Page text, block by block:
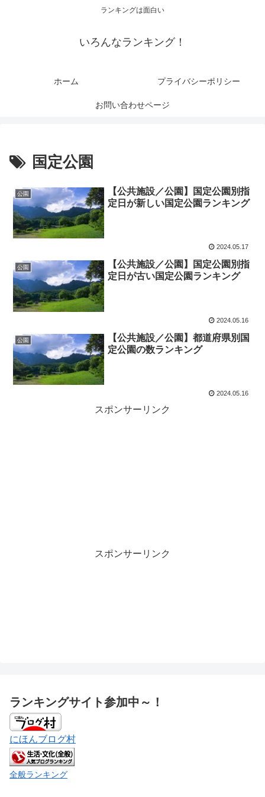
ランキングは面白い
いろんなランキング！
ホーム プライバシーポリシー
お問い合わせページ
国定公園
公園
【公共施設／公園】国定公園別指
定日が新しい国定公園ランキング
2024.05.17
公園
【公共施設／公園】国定公園別指
定日が古い国定公園ランキング
2024.05.16
公園
【公共施設／公園】都道府県別国
定公園の数ランキング
2024.05.16
スポンサーリンク
スポンサーリンク
ランキングサイト参加中～！
にほんブログ村
全般ランキング